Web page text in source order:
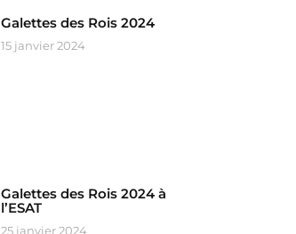
Galettes des Rois 2024
15 janvier 2024
Galettes des Rois 2024 à
l’ESAT
25 janvier 2024